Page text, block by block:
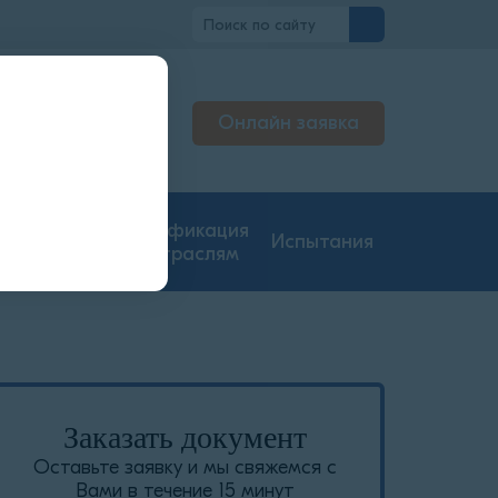
Онлайн заявка
Сертификация
по отраслям
Испытания
Заказать документ
Оставьте заявку и мы свяжемся с
Вами в течение 15 минут